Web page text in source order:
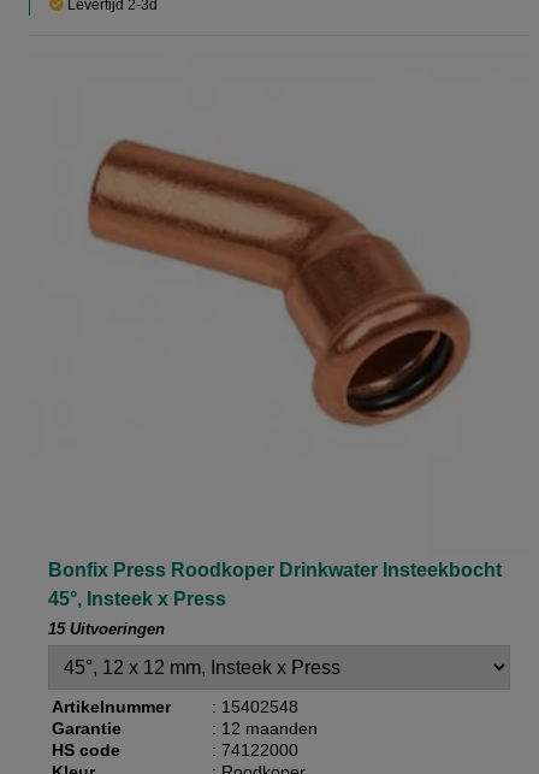
Levertijd 2-3d
Bonfix Press Roodkoper Drinkwater Insteekbocht
45°, Insteek x Press
15 Uitvoeringen
Artikelnummer
: 15402548
Garantie
: 12 maanden
HS code
: 74122000